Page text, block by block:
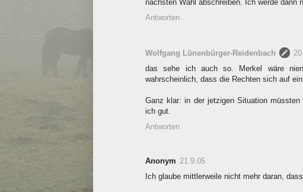
nächsten Wahl abschreiben. Ich werde dann
Antworten
Wolfgang Lünenbürger-Reidenbach
das sehe ich auch so. Merkel wäre
wahrscheinlich, dass die Rechten sich auf
Ganz klar: in der jetzigen Situation
ich gut.
Antworten
Anonym 21.9.05
Ich glaube mittlerweile nicht mehr daran,